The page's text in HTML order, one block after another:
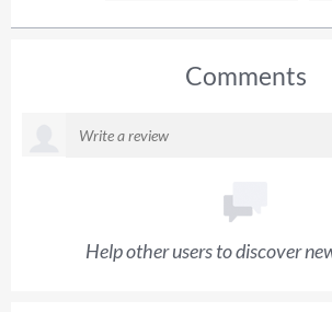
Comments
Help other users to discover